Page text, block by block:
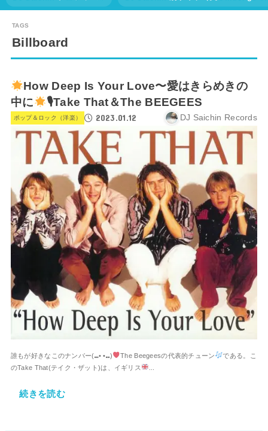
Billboard
How Deep Is Your Love〜愛はきらめきの
中に
🎙Take That＆The BEEGEES
ポップ＆ロック（洋楽） 2023.01.12 DJ Saichin Records
誰もが好きなこのナンバー(⑉• •⑉) The Beegeesの代表的チューン
である。こ
のTake That(テイク・ザット)は、イギリス
続きを読む